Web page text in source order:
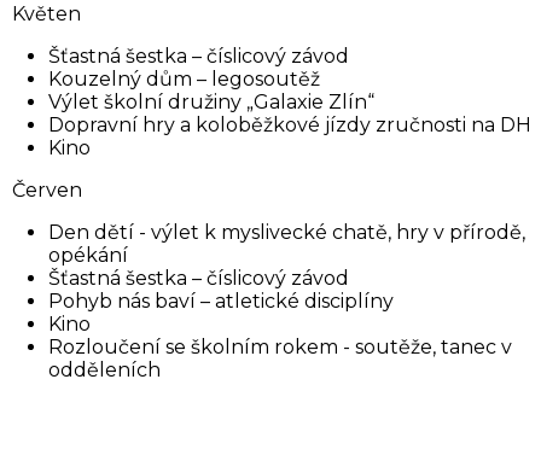
Květen
Šťastná šestka – číslicový závod
Kouzelný dům – legosoutěž
Výlet školní družiny „Galaxie Zlín“
Dopravní hry a koloběžkové jízdy zručnosti na DH
Kino
Červen
Den dětí - výlet k myslivecké chatě, hry v přírodě,
opékání
Šťastná šestka – číslicový závod
Pohyb nás baví – atletické disciplíny
Kino
Rozloučení se školním rokem - soutěže, tanec v
odděleních